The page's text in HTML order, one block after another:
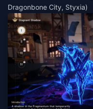
Dragonbone City, Styxia)